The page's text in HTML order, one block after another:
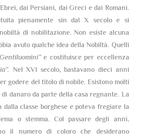
dai Persiani, dai Greci e dai Romani.
pienamente sin dal X secolo e si
di nobilitazione. Non esiste alcuna
avuto qualche idea della Nobiltà. Quelli
Gentiluomini”e costituisce per eccellenza
Nel XVI secolo, bastavano dieci anni
godere del titolo di nobile. Esistono molti
danaro da parte della casa regnante. La
classe borghese e poteva fregiare la
o stemma. Col passare degli anni,
il numero di coloro che desiderano